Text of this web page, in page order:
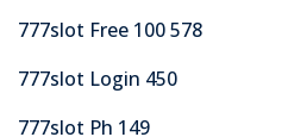
777slot Free 100 578
777slot Login 450
777slot Ph 149